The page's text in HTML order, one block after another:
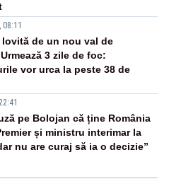
lovită de un nou val de
3 zile de foc:
vor urca la peste 38 de
pe Bolojan că ține România
și ministru interimar la
nu are curaj să ia o decizie”